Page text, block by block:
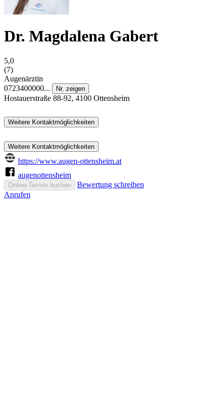
Dr. Magdalena Gabert
5,0
(7)
Augenärztin
0723400000...
Nr. zeigen
Hostauerstraße 88-92, 4100 Ottensheim
Weitere Kontaktmöglichkeiten
Weitere Kontaktmöglichkeiten
https://www.augen-ottensheim.at
augenottensheim
Online-Termin buchen
Bewertung schreiben
Anrufen